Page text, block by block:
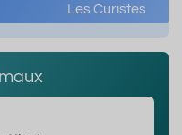
Les Curistes